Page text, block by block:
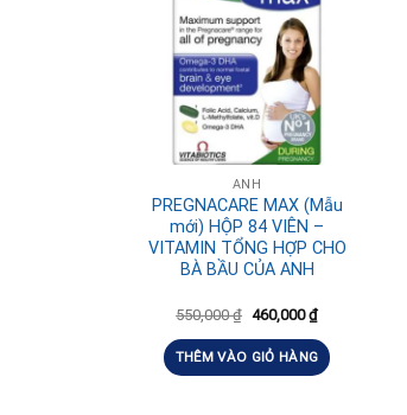
ANH
PREGNACARE MAX (Mẫu
mới) HỘP 84 VIÊN –
VITAMIN TỔNG HỢP CHO
BÀ BẦU CỦA ANH
550,000₫ 460,000₫
THÊM VÀO GIỎ HÀNG